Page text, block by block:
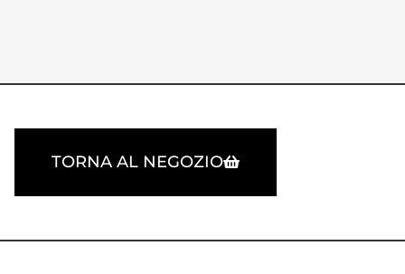
TORNA AL NEGOZIO